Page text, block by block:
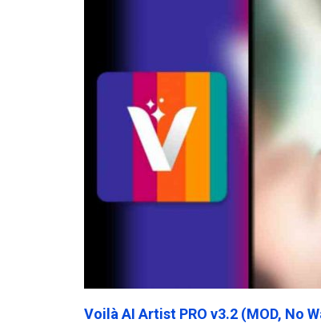
Voilà AI Artist PRO v3.2 (MOD, No